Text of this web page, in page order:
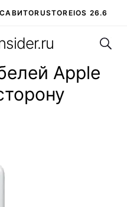
АВИТОRUSTOREIOS 26.6
ЧАТ В ROBLOX
Apple